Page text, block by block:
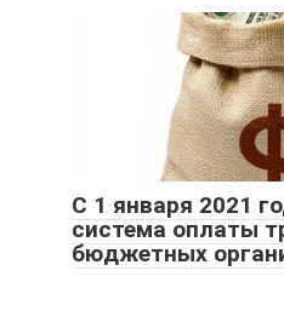
С 1 января 2021
система оплаты
бюджетных